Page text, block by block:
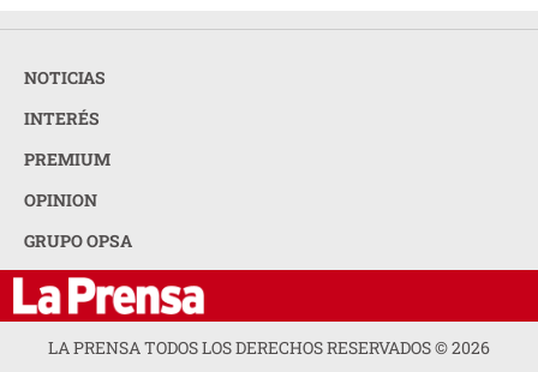
NOTICIAS
INTERÉS
PREMIUM
OPINION
GRUPO OPSA
LA PRENSA TODOS LOS DERECHOS RESERVADOS ©2026